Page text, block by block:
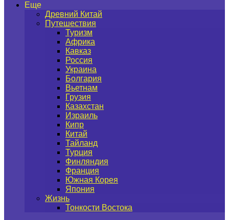
Еще
Древний Китай
Путешествия
Туризм
Африка
Кавказ
Россия
Украина
Болгария
Вьетнам
Грузия
Казахстан
Израиль
Кипр
Китай
Тайланд
Турция
Финляндия
Франция
Южная Корея
Япония
Жизнь
Тонкости Востока